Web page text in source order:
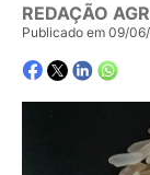
REDAÇÃO
Publicado em 09/